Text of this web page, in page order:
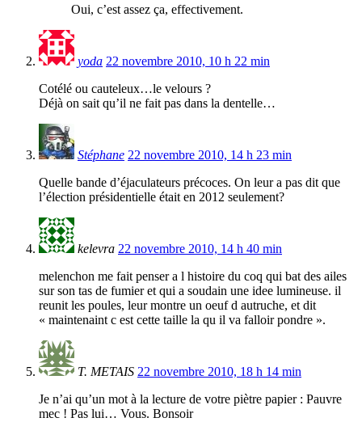
Oui, c’est assez ça, effectivement.
yoda 22 novembre 2010, 10 h 22 min
Cotélé ou cauteleux…le velours ?
Déjà on sait qu’il ne fait pas dans la dentelle…
Stéphane 22 novembre 2010, 14 h 23 min
Quelle bande d’éjaculateurs précoces. On leur a pas dit que
l’élection présidentielle était en 2012 seulement?
kelevra 22 novembre 2010, 14 h 40 min
melenchon me fait penser a l histoire du coq qui bat des ailes
sur son tas de fumier et qui a soudain une idee lumineuse. il
reunit les poules, leur montre un oeuf d autruche, et dit
« maintenaint c est cette taille la qu il va falloir pondre ».
T. METAIS 22 novembre 2010, 18 h 14 min
Je n’ai qu’un mot à la lecture de votre piètre papier : Pauvre
mec ! Pas lui… Vous. Bonsoir